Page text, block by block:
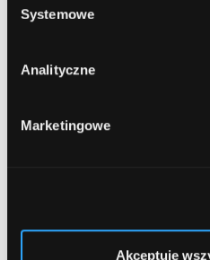
Systemowe
Analityczne
Marketingowe
Akceptuję